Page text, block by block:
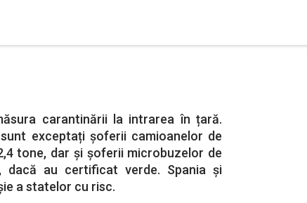
carantinării la intrarea în țară.
exceptați șoferii camioanelor de
tone, dar și șoferii microbuzelor de
dacă au certificat verde. Spania și
a statelor cu risc.